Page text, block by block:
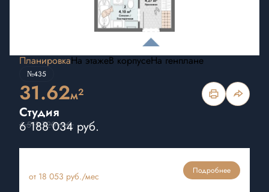
ПланировкаНа этажеВ корпусеНа генплане
№435
31.62м2
Студия
6 513 720 руб.
6 188 034 руб.
от 18 053 руб./мес
Подробнее